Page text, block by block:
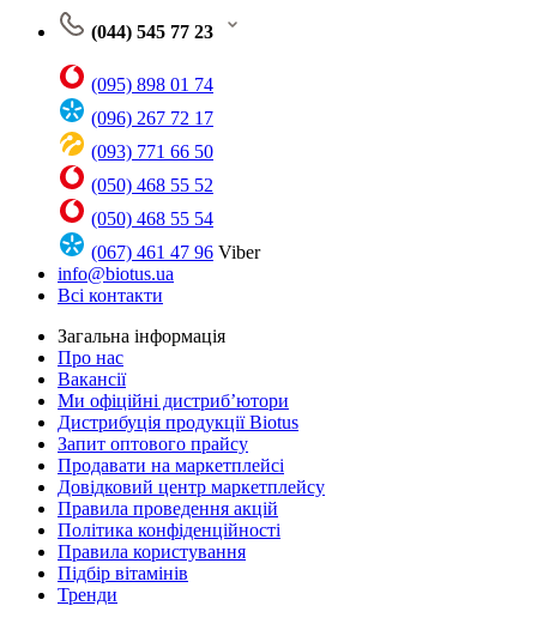
(044) 545 77 23
(095) 898 01 74
(096) 267 72 17
(093) 771 66 50
(050) 468 55 52
(050) 468 55 54
(067) 461 47 96 Viber
info@biotus.ua
Всі контакти
Загальна інформація
Про нас
Вакансії
Ми офіційні дистриб’ютори
Дистрибуція продукції Biotus
Запит оптового прайсу
Продавати на маркетплейсі
Довідковий центр маркетплейсу
Правила проведення акцій
Політика конфіденційності
Правила користування
Підбір вітамінів
Тренди